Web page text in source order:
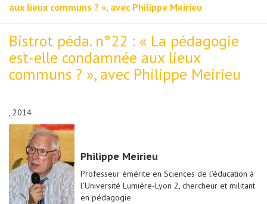
aux lieux communs ? », avec Philippe Meirieu
Bistrot péda. n°22 : « La pédagogie
est-elle condamnée aux lieux
communs ? », avec Philippe Meirieu
, 2014
Philippe Meirieu
Professeur émérite en Sciences de l'éducation à
l'Université Lumière-Lyon 2, chercheur et militant
en pédagogie